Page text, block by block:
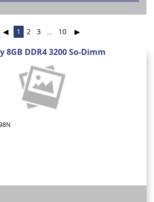
◀ 1 2 3 … 10 ▶
8GB DDR4 3200 So-Dimm